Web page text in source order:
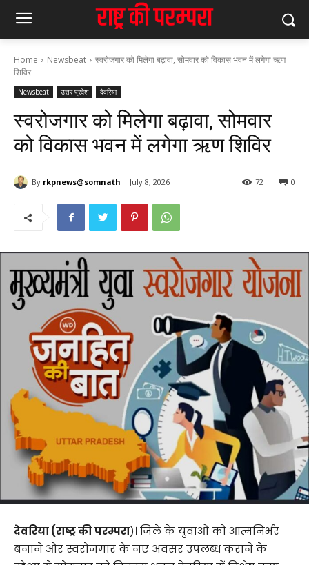
Home Newsbeat
स्वरोजगार को मिलेगा बढ़ावा, सोमवार को विकास भवन में लगेगा ऋण
शिविर
Newsbeat उत्तर प्रदेश देवरिया
स्वरोजगार को मिलेगा बढ़ावा, सोमवार
को विकास भवन में लगेगा ऋण शिविर
By rkpnews@somnath July 8, 2026 0
72
देवरिया (राष्ट्र कीपरम्परा)। जिले के युवाओं को आत्मनिर्भर
बनाने और स्वरोजगार के नए अवसर उपलब्ध कराने के